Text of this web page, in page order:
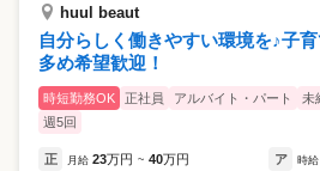
huul beaut
自分らしく働きやすい環境を♪子
多め希望歓迎！
時短勤務OK 正社員 アルバイト・パート 未
週5回
正 月給 23万円 ~ 40万円 ア 時給